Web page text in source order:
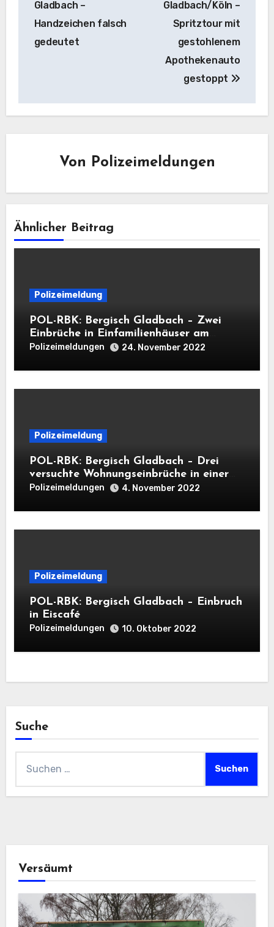
Gladbach –
Handzeichen falsch
gedeutet
Gladbach/Köln –
Spritztour mit
gestohlenem
Apothekenauto
gestoppt
Von Polizeimeldungen
Ähnlicher Beitrag
Polizeimeldung
POL-RBK: Bergisch Gladbach – Zwei
Einbrüche in Einfamilienhäuser am
Mittwoch
Polizeimeldungen 24. November 2022
Polizeimeldung
POL-RBK: Bergisch Gladbach – Drei
versuchte Wohnungseinbrüche in einer
Nacht
Polizeimeldungen 4. November 2022
Polizeimeldung
POL-RBK: Bergisch Gladbach – Einbruch
in Eiscafé
Polizeimeldungen 10. Oktober 2022
Suche
nach:
Versäumt